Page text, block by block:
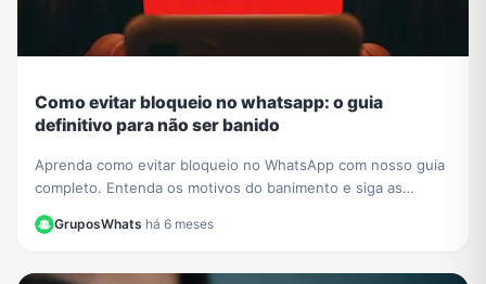
Como evitar bloqueio no whatsapp: o guia
definitivo para não ser banido
Aprenda como evitar bloqueio no WhatsApp com nosso guia
completo. Entenda os motivos do banimento e siga as
GruposWhats·há 6 meses